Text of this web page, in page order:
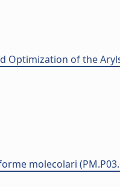
Optimization of the
molecolari